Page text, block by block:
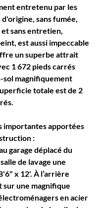
entretenu par les
sans fumée,
et sans entretien,
est aussi impeccable
un superbe attrait
1 672 pieds carrés
sol magnifiquement
totale est de 2
importantes apportées
:
garage déplacé du
de lavage une
x 12'. À l’arrière
une magnifique
en acier